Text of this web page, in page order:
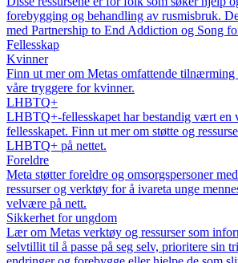
forebygging og behandling av rusmisbruk.
med Partnership to End Addiction og Song
Fellesskap
Kvinner
Finn ut mer om Metas omfattende
våre tryggere for kvinner.
LHBTQ+
LHBTQ+-fellesskapet har bestandig vært en
fellesskapet. Finn ut mer om støtte og
LHBTQ+ på nettet.
Foreldre
Meta støtter foreldre og omsorgspersoner
ressurser og verktøy for å ivareta unge
velvære på nett.
Sikkerhet for ungdom
Lær om Metas verktøy og ressurser som
selvtillit til å passe på seg selv, prioritere sin